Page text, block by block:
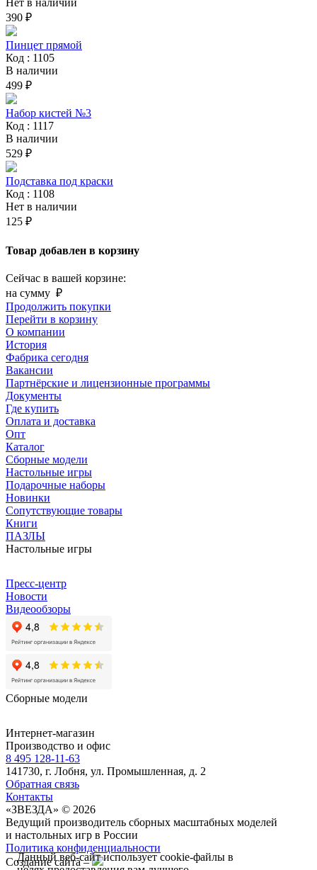
Нет в наличии
390 ₽
Пинцет прямой
Код : 1105
В наличии
499 ₽
Набор кистей №3
Код : 1117
В наличии
529 ₽
Подставка под краски
Код : 1108
Нет в наличии
125 ₽
Товар добавлен в корзину
Сейчас в вашей корзине:
на сумму ₽
Продолжить покупки
Перейти в корзину
О компании
История
Фабрика сегодня
Вакансии
Партнёрские и лицензионные программы
Документы
Где купить
Оплата и доставка
Опт
Каталог
Сборные модели
Настольные игры
Подарочные наборы
Новинки
Сопутствующие товары
Книги
ПАЗЛЫ
Настольные игры
Пресс-центр
Новости
Видеообзоры
Сборные модели
Интернет-магазин
Производство и офис
8 495 128-11-63
141730, г. Лобня, ул. Промышленная, д. 2
Обратная связь
Контакты
«ЗВЕЗДА» © 2026
Ведущий производитель сборных масштабных моделей
и настольных игр в России
Политика конфиденциальности
Создание сайта –
Данный веб-сайт использует cookie-файлы в